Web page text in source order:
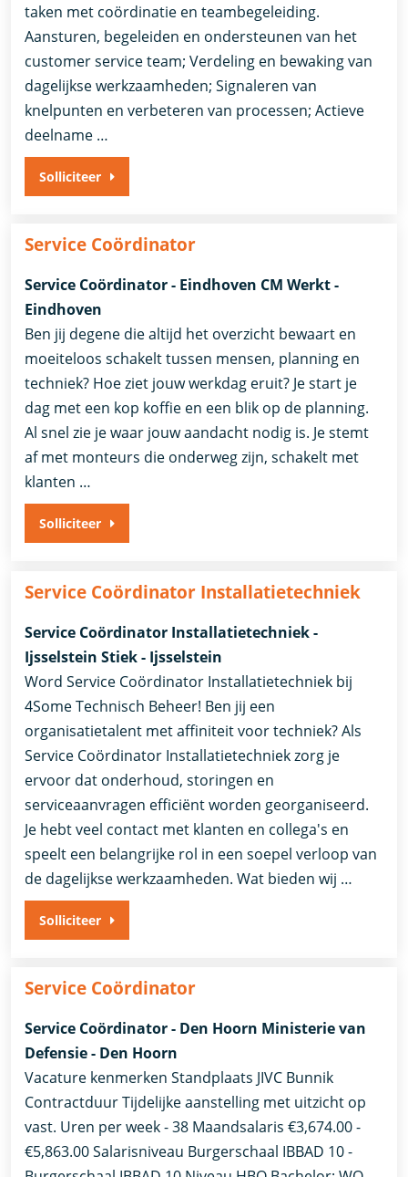
taken met coördinatie en teambegeleiding.
Aansturen, begeleiden en ondersteunen van het
customer service team; Verdeling en bewaking van
dagelijkse werkzaamheden; Signaleren van
knelpunten en verbeteren van processen; Actieve
deelname …
Solliciteer
Service Coördinator
Service Coördinator - Eindhoven CM Werkt -
Eindhoven
Ben jij degene die altijd het overzicht bewaart en
moeiteloos schakelt tussen mensen, planning en
techniek? Hoe ziet jouw werkdag eruit? Je start je
dag met een kop koffie en een blik op de planning.
Al snel zie je waar jouw aandacht nodig is. Je stemt
af met monteurs die onderweg zijn, schakelt met
klanten …
Solliciteer
Service Coördinator Installatietechniek
Service Coördinator Installatietechniek -
Ijsselstein Stiek - Ijsselstein
Word Service Coördinator Installatietechniek bij
4Some Technisch Beheer! Ben jij een
organisatietalent met affiniteit voor techniek? Als
Service Coördinator Installatietechniek zorg je
ervoor dat onderhoud, storingen en
serviceaanvragen efficiënt worden georganiseerd.
Je hebt veel contact met klanten en collega's en
speelt een belangrijke rol in een soepel verloop van
de dagelijkse werkzaamheden. Wat bieden wij …
Solliciteer
Service Coördinator
Service Coördinator - Den Hoorn Ministerie van
Defensie - Den Hoorn
Vacature kenmerken Standplaats JIVC Bunnik
Contractduur Tijdelijke aanstelling met uitzicht op
vast. Uren per week - 38 Maandsalaris €3,674.00 -
€5,863.00 Salarisniveau Burgerschaal IBBAD 10 -